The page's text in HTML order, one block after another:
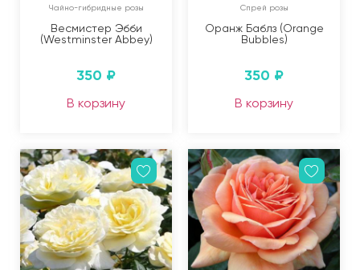
Чайно-гибридные розы
Весмистер Эбби
(Westminster Abbey)
350 ₽
В корзину
Спрей розы
Оранж Баблз (Orange
Bubbles)
350 ₽
В корзину